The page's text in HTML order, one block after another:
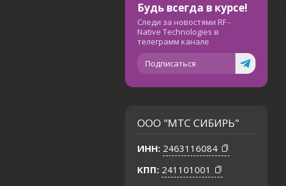
Будь всегда в курсе!
Следи за новостями RF -
Native Technologies в
телеграмм канале
Подписаться
ООО "МТС СИБИРЬ"
ИНН: 2463116084
КПП: 241101001